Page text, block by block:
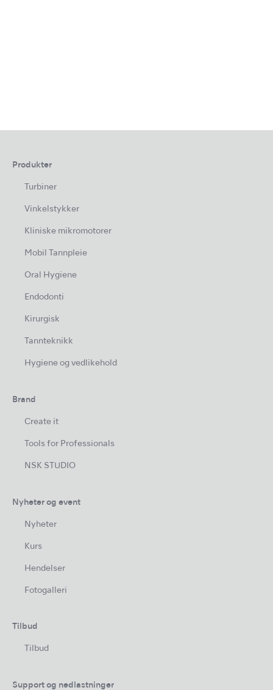
Produkter
Turbiner
Vinkelstykker
Kliniske mikromotorer
Mobil Tannpleie
Oral Hygiene
Endodonti
Kirurgisk
Tannteknikk
Hygiene og vedlikehold
Brand
Create it
Tools for Professionals
NSK STUDIO
Nyheter og event
Nyheter
Kurs
Hendelser
Fotogalleri
Tilbud
Tilbud
Support og nedlastninger